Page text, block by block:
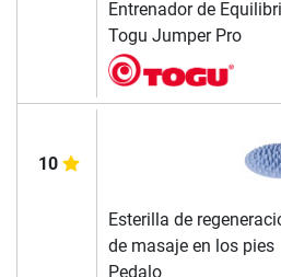
Entrenador de
Togu Jumper Pro
10
Esterilla de
de masaje en los pies
Pedalo